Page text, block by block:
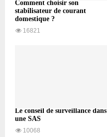
Comment choisir son
stabilisateur de courant
domestique ?
16821
Le conseil de surveillance dans
une SAS
10068